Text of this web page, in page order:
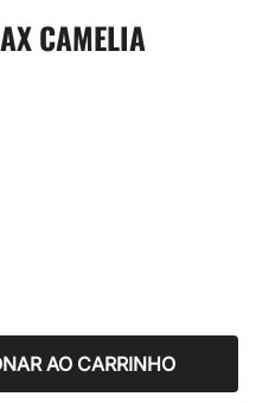
CAMELIA
AO CARRINHO